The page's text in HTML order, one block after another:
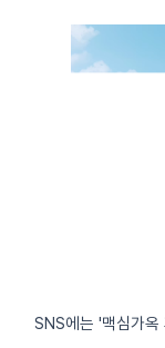
SNS에는 '맥심가옥